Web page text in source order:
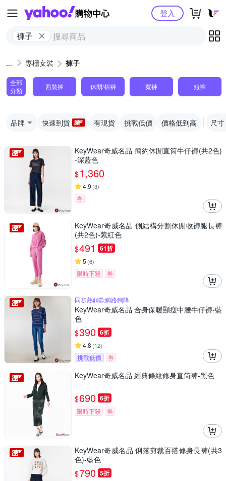
Yahoo購物中心
褲子
登入
專櫃女裝 褲子
全部
分類
西裝褲 休閒/棉褲 寬褲 短褲
品牌 快速到貨 有現貨 挑戰低價 價格低到高 尺寸
KeyWear奇威名品 簡約休閒直筒牛仔褲(共2色)
-深藍色
$1,360
4.9 (3)
券
KeyWear奇威名品 側結構分割休閒收褲腿長褲
(共2色)-紫紅色
$491 61折
5 (6)
限時下殺 券
同步熱銷款網路獨降
KeyWear奇威名品 合身保暖顯瘦中腰牛仔褲-藍
色
$390 6折
4.8 (12)
挑戰低價 券
KeyWear奇威名品 經典條紋修身直筒褲-黑色
$690 6折
限時下殺 券
KeyWear奇威名品 俐落剪裁百搭修身長褲(共3
色)-藍色
$790 5折